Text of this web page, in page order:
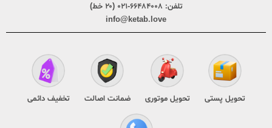
تلفن: ۶۶۴۸۴۰۰۸-۰۲۱ (۲۰ خط)
info@ketab.love
تحویل پستی تحویل موتوری ضمانت اصالت تخفیف دائمی